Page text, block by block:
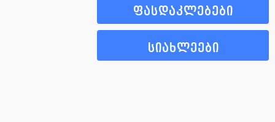
ფასდაკლებები
სიახლეები